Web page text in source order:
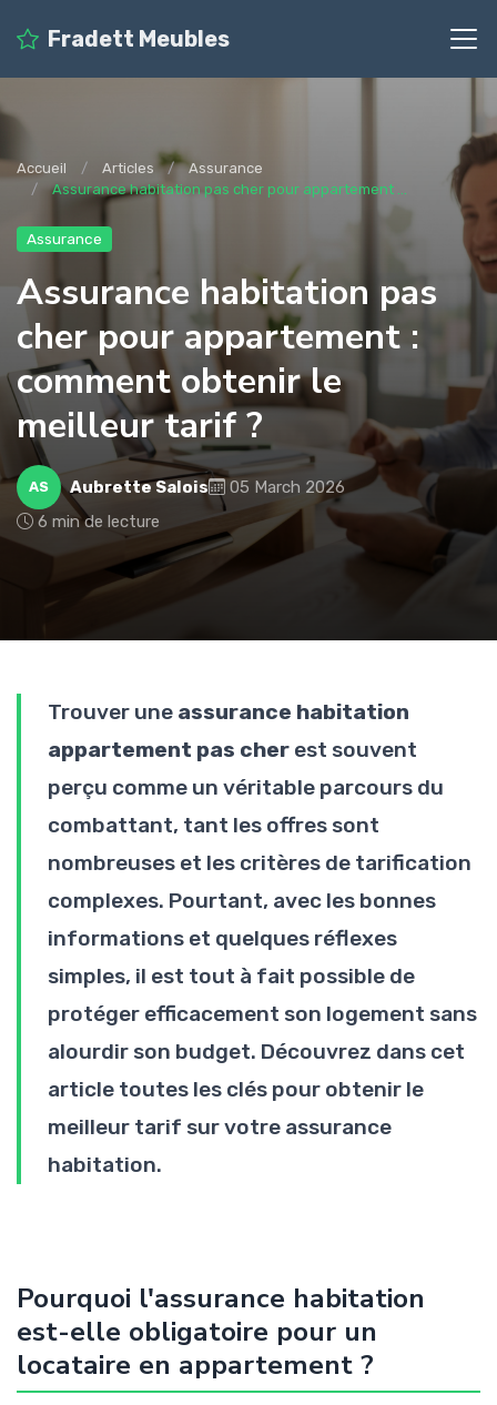
Fradett Meubles
Accueil Articles
Assurance
Assurance habitation pas cher pour appartement ...
Assurance
Assurance habitation pas
cher pour appartement :
comment obtenir le
meilleur tarif ?
AS Aubrette Salois
05 March 2026
6 min de lecture
Trouver une assurance habitation
appartement pas cher est souvent
perçu comme un véritable parcours du
combattant, tant les offres sont
nombreuses et les critères de tarification
complexes. Pourtant, avec les bonnes
informations et quelques réflexes
simples, il est tout à fait possible de
protéger efficacement son logement sans
alourdir son budget. Découvrez dans cet
article toutes les clés pour obtenir le
meilleur tarif sur votre assurance
habitation.
Pourquoi l'assurance habitation
est-elle obligatoire pour un
locataire en appartement ?